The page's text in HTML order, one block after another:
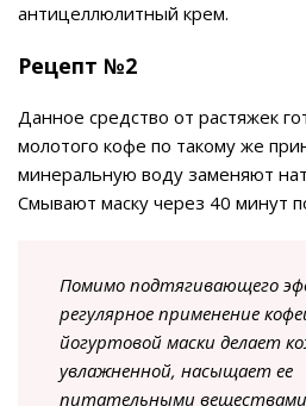
антицеллюлитный крем.
Рецепт №2
Данное средство от растяжек
молотого кофе по такому же
минеральную воду заменяют
Смывают маску через 40 минут
Помимо подтягивающего
регулярное применение
йогуртовой маски делает
увлажненной, насыщает ее
питательными